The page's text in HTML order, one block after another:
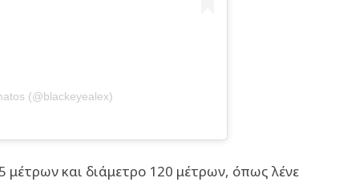
(@blackeyealex)
μέτρων και διάμετρο 120 μέτρων, όπως λένε